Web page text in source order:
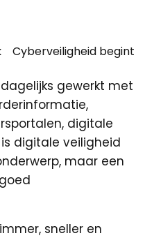
gewerkt met
digitale
digitale veiligheid
maar een
sneller en
Cyberveiligheid begint